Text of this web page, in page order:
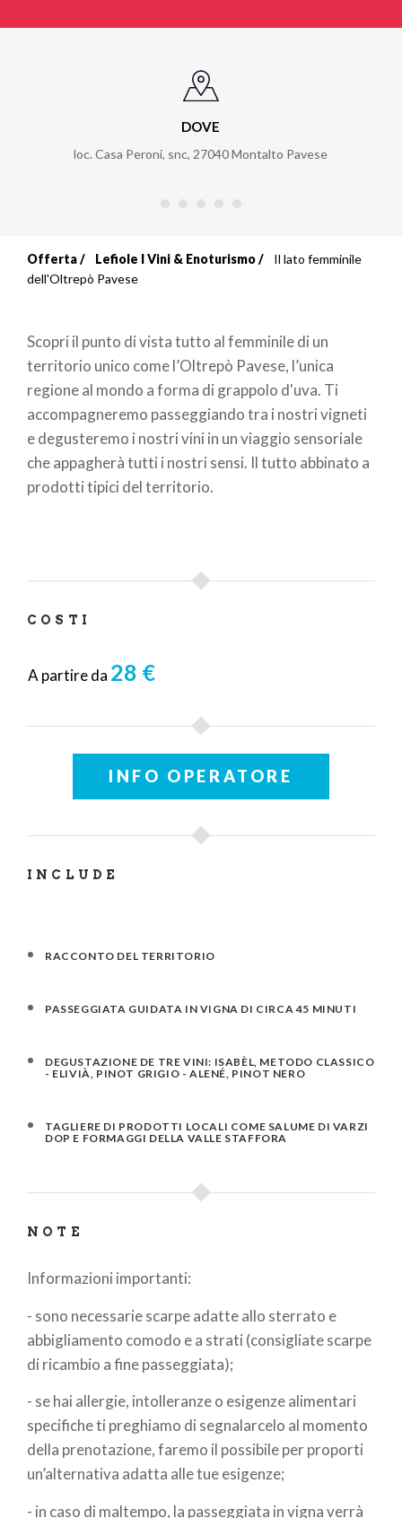
DOVE
loc. Casa Peroni, snc, 27040Montalto Pavese
Briciole
pane
Offerta Lefiole I Vini & Enoturismo
Il lato femminile
dell'Oltrepò Pavese
Scopri il punto di vista tutto al femminile di un
territorio unico come l’Oltrepò Pavese, l’unica
regione al mondo a forma di grappolo d'uva. Ti
accompagneremo passeggiando tra i nostri vigneti
e degusteremo i nostri vini in un viaggio sensoriale
che appagherà tutti i nostri sensi. Il tutto abbinato a
prodotti tipici del territorio.
COSTI
A partire da 28 €
INFO OPERATORE
INCLUDE
RACCONTO DEL TERRITORIO
PASSEGGIATA GUIDATA IN VIGNA DI CIRCA 45 MINUTI
DEGUSTAZIONE DE TRE VINI: ISABÈL, METODO CLASSICO
- ELIVIÀ, PINOT GRIGIO - ALENÉ, PINOT NERO
TAGLIERE DI PRODOTTI LOCALI COME SALUME DI VARZI
DOP E FORMAGGI DELLA VALLE STAFFORA
NOTE
Informazioni importanti:
- sono necessarie scarpe adatte allo sterrato e
abbigliamento comodo e a strati (consigliate scarpe
di ricambio a fine passeggiata);
- se hai allergie, intolleranze o esigenze alimentari
specifiche ti preghiamo di segnalarcelo al momento
della prenotazione, faremo il possibile per proporti
un’alternativa adatta alle tue esigenze;
- in caso di maltempo, la passeggiata in vigna verrà